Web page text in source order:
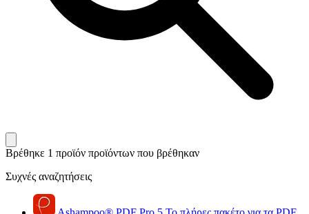
Βρέθηκε 1 προϊόν προϊόντων που βρέθηκαν
Συχνές αναζητήσεις